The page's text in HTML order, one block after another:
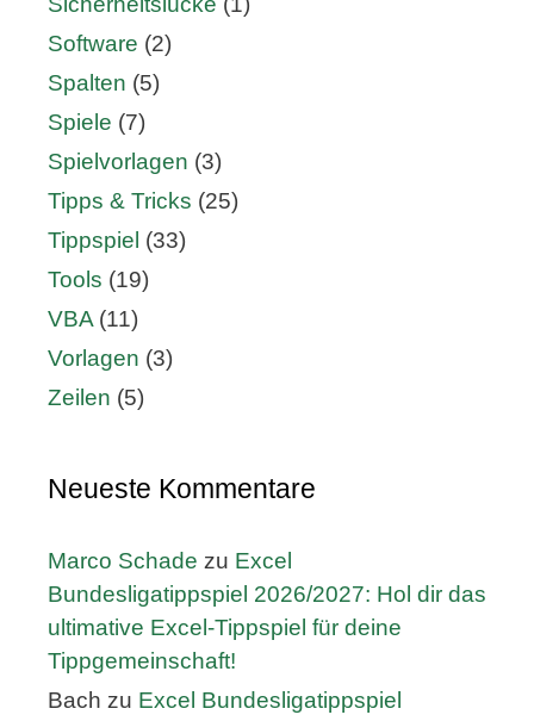
Software (2)
Spalten (5)
Spiele (7)
Spielvorlagen (3)
Tipps & Tricks (25)
Tippspiel (33)
Tools (19)
VBA (11)
Vorlagen (3)
Zeilen (5)
Neueste Kommentare
Marco Schade zu Excel
Bundesligatippspiel 2026/2027: Hol dir das
ultimative Excel-Tippspiel für deine
Tippgemeinschaft!
Bach zu Excel Bundesligatippspiel